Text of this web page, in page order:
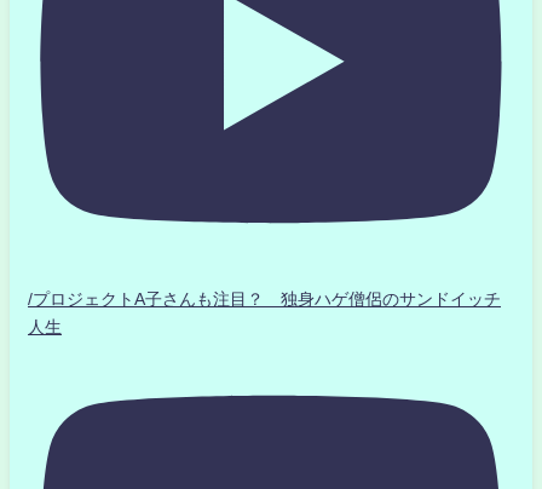
/プロジェクトA子さんも注目？ 独身ハゲ僧侶のサンドイッチ
人生